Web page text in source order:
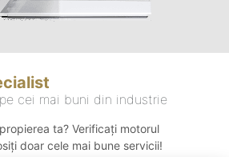
cei mai buni din industrie
ta? Verificați motorul
doar cele mai bune servicii!